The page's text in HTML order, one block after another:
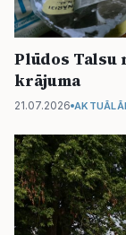
Plūdos Talsu
krājuma
21.07.2026